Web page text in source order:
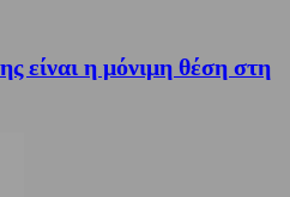
είναι η μόνιμη θέση στη